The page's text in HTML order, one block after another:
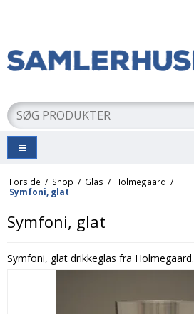
Forside / Shop / Glas / Holmegaard /
Symfoni, glat
Symfoni, glat
Symfoni, glat drikkeglas fra Holmegaard.